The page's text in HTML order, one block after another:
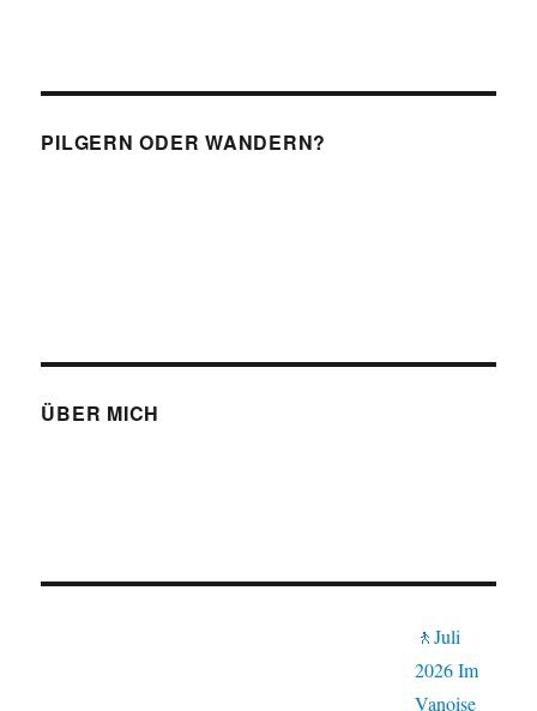
PILGERN ODER WANDERN?
ÜBER MICH
🚶Juli
2026 Im
Vanoise